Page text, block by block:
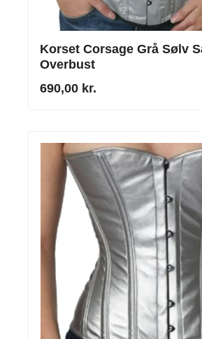
Korset Corsage Grå Sølv
Overbust
690,00 kr.